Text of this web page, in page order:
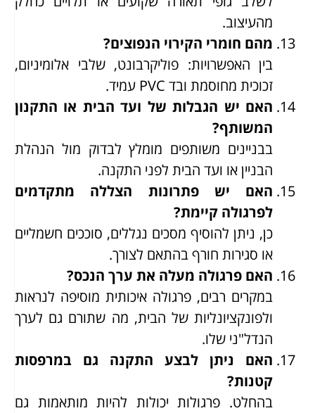
מהעיצוב.
מהם חומרי הקירוי הנפוצים?
בין האפשרויות: פוליקרבונט, שלבי אלומיניום,
זכוכית מחוסמת ובד PVC עמיד.
האם יש הגבלות של ועד הבית או התקנון
המשותף?
בבניינים משותפים מומלץ לבדוק מול הנהלת
הבניין או ועד הבית לפני התקנה.
האם יש פתרונות הצללה מתקדמים
לפרגולה קיימת?
כן, ניתן להוסיף מסכים נגללים, סוככים חשמליים
או סגירות חורף בהתאם לצורך.
האם פרגולה מעלה את ערך הנכס?
במקרים רבים, פרגולה איכותית מוסיפה לנראות
ולפונקציונליות של הבית, מה שתורם גם לערך
הנדל"ני שלו.
האם ניתן לבצע התקנה גם במרפסות
קטנות?
בהחלט. פרגולות יכולות להיות מותאמות גם